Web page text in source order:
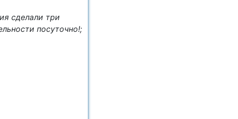
сделали три
посуточно!;